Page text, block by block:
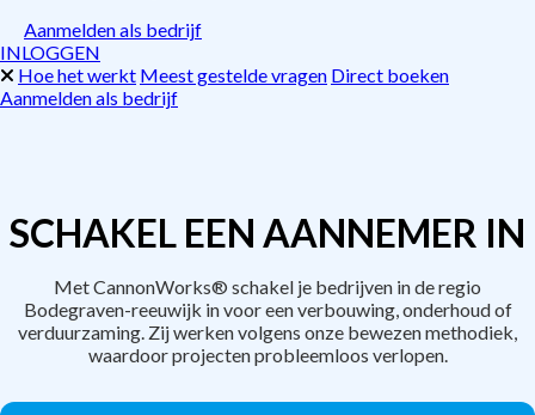
Aanmelden als bedrijf
INLOGGEN
Hoe het werkt Meest gestelde vragen Direct boeken
Aanmelden als bedrijf
SCHAKEL EEN AANNEMER IN
Met CannonWorks® schakel je bedrijven in de regio
Bodegraven-reeuwijk in voor een verbouwing, onderhoud of
verduurzaming. Zij werken volgens onze bewezen methodiek,
waardoor projecten probleemloos verlopen.